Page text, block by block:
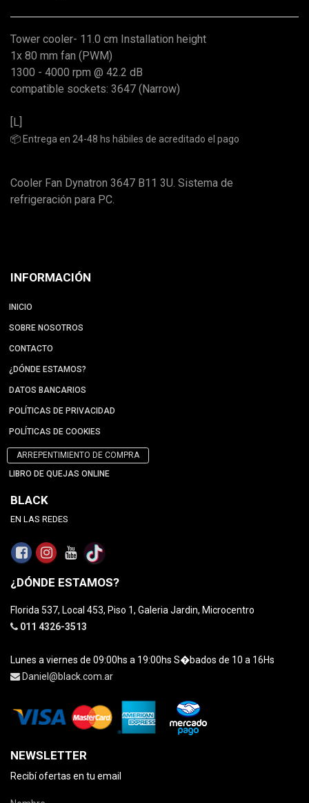
Tower cooler- 11.0 cm Installation height
1x 80 mm fan (PWM)
1300 - 4000 rpm @ 42.2 dB
compatible sockets: 3647 (Narrow)
[L]
📦 Entrega en 24-48 hs hábiles de acreditado el pago
Cooler Fan Dynatron 3647 B11 3U. Sistema de
refrigeración para PC.
INFORMACIÓN
INICIO
SOBRE NOSOTROS
CONTACTO
¿DÓNDE ESTAMOS?
DATOS BANCARIOS
POLÍTICAS DE PRIVACIDAD
POLÍTICAS DE COOKIES
ARREPENTIMIENTO DE COMPRA
LIBRO DE QUEJAS ONLINE
BLACK
EN LAS REDES
¿DÓNDE ESTAMOS?
Florida 537, Local 453, Piso 1, Galeria Jardin, Microcentro
011 4326-3513
Lunes a viernes de 09:00hs a 19:00hs S�bados de 10 a 16Hs
Daniel@black.com.ar
NEWSLETTER
Recibí ofertas en tu email